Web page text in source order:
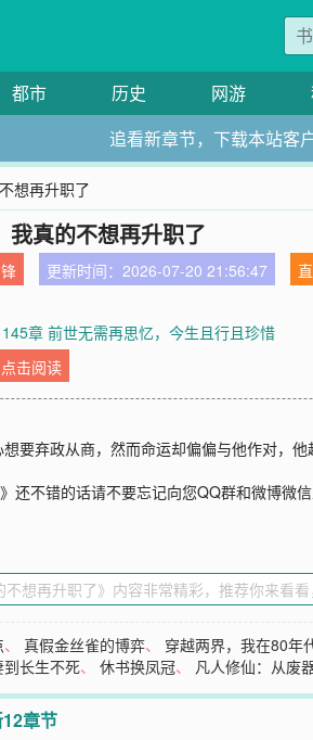
都市 历史 网游
追看新章节，下载本站客
想再升职了
我真的不想再升职了
更新时间：2026-07-20 21:56:47
章 前世无需再思忆，今生且行且珍惜
点击阅读
要弃政从商，然而命运却偏偏与他作对
》还不错的话请不要忘记向您QQ群和微博微信
、真假金丝雀的博弈、 穿越两界，我在80年
长生不死、休书换凤冠、 凡人修仙：从废
章节